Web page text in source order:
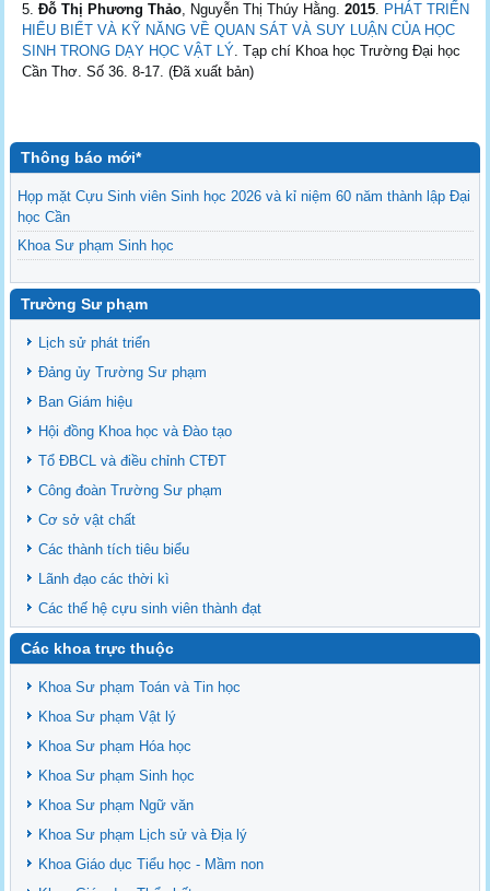
Đỗ Thị Phương Thảo, Nguyễn Thị Thúy Hằng.2015. PHÁT TRIỂN
HIỂU BIẾT VÀ KỸ NĂNG VỀ QUAN SÁT VÀ SUY LUẬN CỦA HỌC
SINH TRONG DẠY HỌC VẬT LÝ. Tạp chí Khoa học Trường Đại học
Cần Thơ. Số 36. 8-17. (Đã xuất bản)
Thông báo mới*
Họp mặt Cựu Sinh viên Sinh học 2026 và kỉ niệm 60 năm thành lập Đại
học Cần
Khoa Sư phạm Sinh học
Mời họp mặt Cựu Sinh viên Bộ môn Sư phạm Sinh học 2024
Trường Sư phạm
Lịch sử phát triển
Đảng ủy Trường Sư phạm
Ban Giám hiệu
Hội đồng Khoa học và Đào tạo
Tổ ĐBCL và điều chỉnh CTĐT
Công đoàn Trường Sư phạm
Cơ sở vật chất
Các thành tích tiêu biểu
Lãnh đạo các thời kì
Các thế hệ cựu sinh viên thành đạt
Các khoa trực thuộc
Khoa Sư phạm Toán và Tin học
Khoa Sư phạm Vật lý
Khoa Sư phạm Hóa học
Khoa Sư phạm Sinh học
Khoa Sư phạm Ngữ văn
Khoa Sư phạm Lịch sử và Địa lý
Khoa Giáo dục Tiểu học - Mầm non